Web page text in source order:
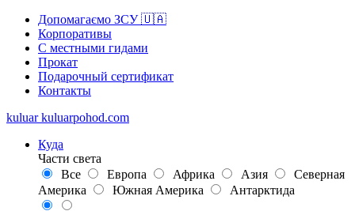
Допомагаємо ЗСУ 🇺🇦
Корпоративы
С местными гидами
Прокат
Подарочный сертификат
Контакты
kuluar kuluarpohod.com
Куда
Части света
Все
Европа Африка Азия
Северная
Америка
Южная Америка Антарктида